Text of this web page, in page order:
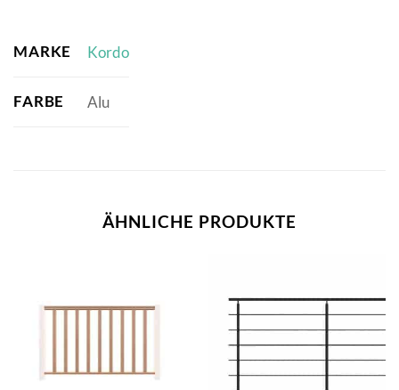
MARKE Kordo
FARBE Alu
ÄHNLICHE PRODUKTE